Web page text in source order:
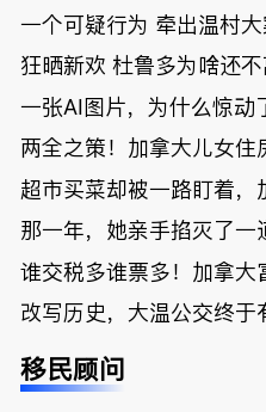
一个可疑行为 牵出温村大
狂晒新欢 杜鲁多为啥还不
一张AI图片，为什么惊动
两全之策！加拿大儿女住
超市买菜却被一路盯着，
那一年，她亲手掐灭了一
谁交税多谁票多！加拿大
改写历史，大温公交终于
移民顾问